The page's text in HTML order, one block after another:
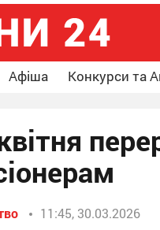
Афіша Конкурси та
11:45, 30.03.2026